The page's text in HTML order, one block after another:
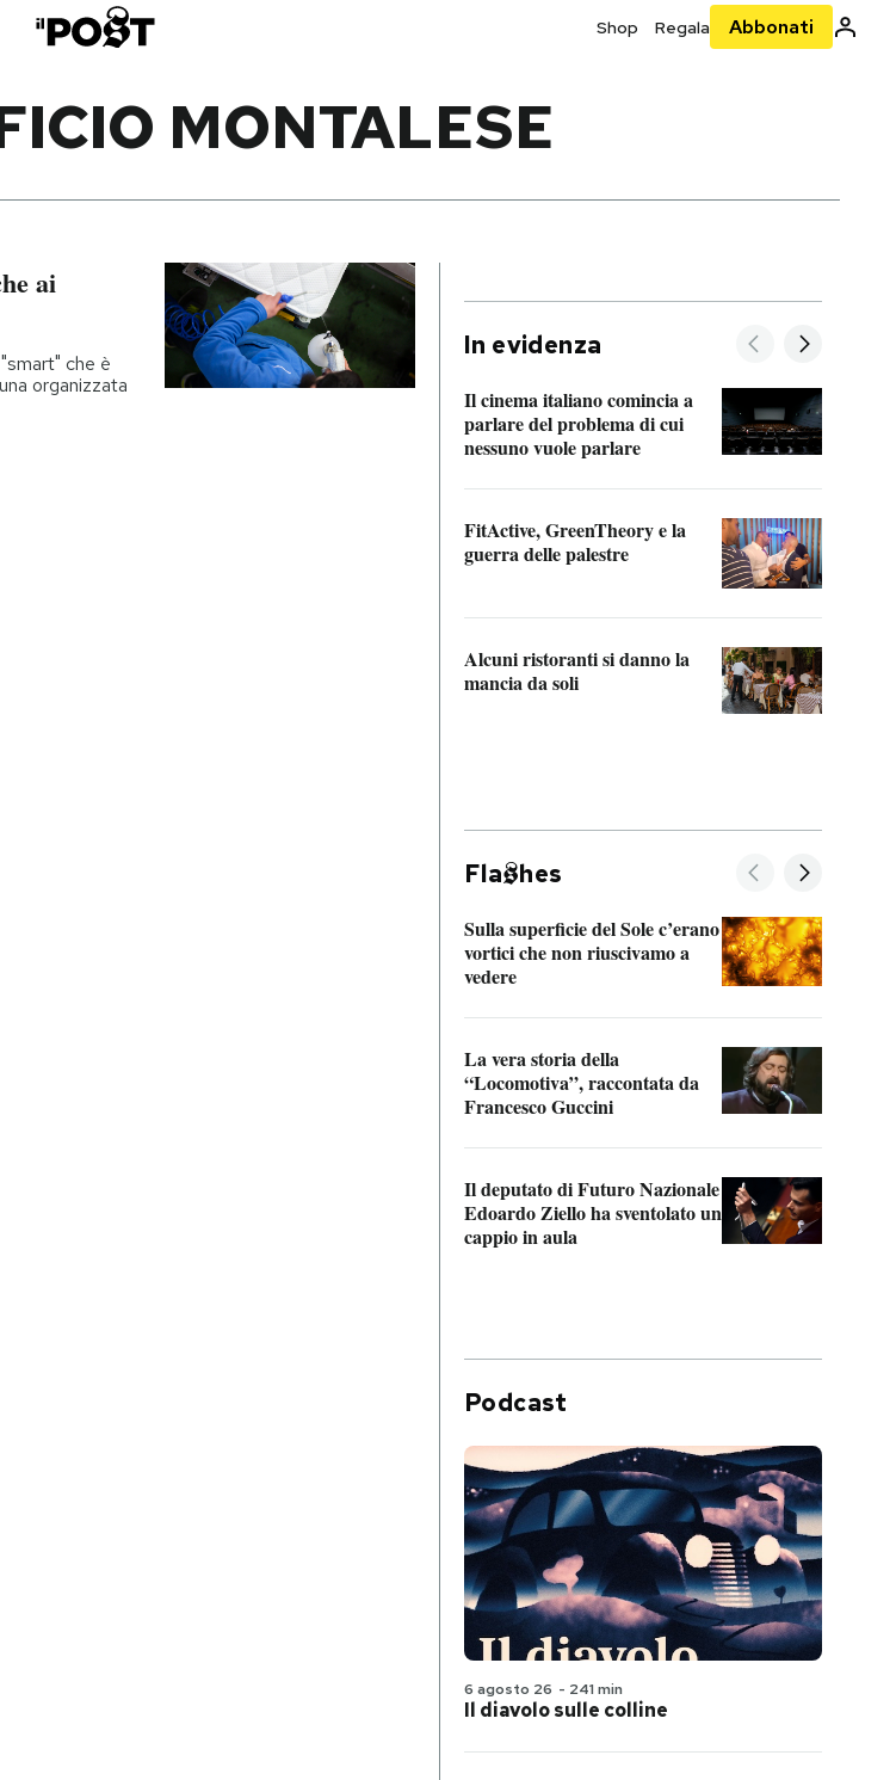
Shop Regala Abbonati
MONTALESE
ai
che è
organizzata
In evidenza
Il cinema italiano comincia a
parlare del problema di cui
nessuno vuole parlare
FitActive, GreenTheory e la
guerra delle palestre
Alcuni ristoranti si danno la
mancia da soli
Fla hes
Sulla superficie del Sole c’erano
vortici che non riuscivamo a
vedere
La vera storia della
“Locomotiva”, raccontata da
Francesco Guccini
Il deputato di Futuro Nazionale
Edoardo Ziello ha sventolato un
cappio in aula
Podcast
6 agosto 26 - 241 min
Il diavolo sulle colline